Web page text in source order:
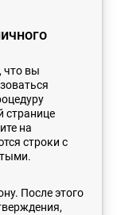
что вы
странице
на
строки с
После этого